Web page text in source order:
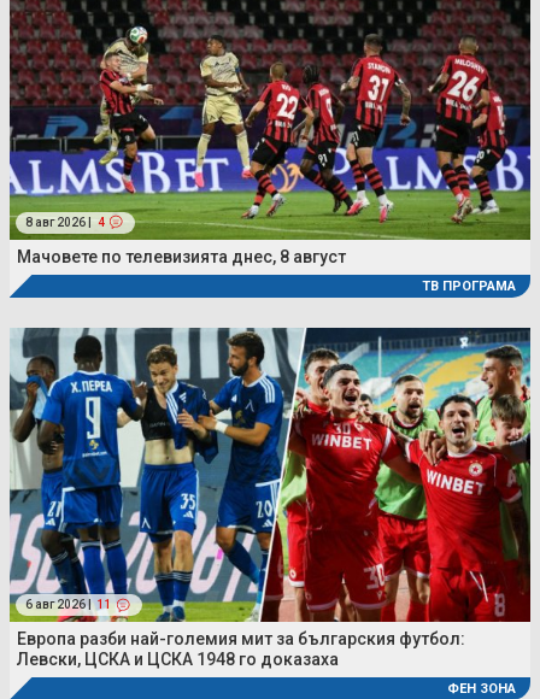
8 авг 2026 | 4
Мачовете по телевизията днес, 8 август
ТВ ПРОГРАМА
6 авг 2026 | 11
Европа разби най-големия мит за българския футбол:
Левски, ЦСКА и ЦСКА 1948 го доказаха
ФЕН ЗОНА